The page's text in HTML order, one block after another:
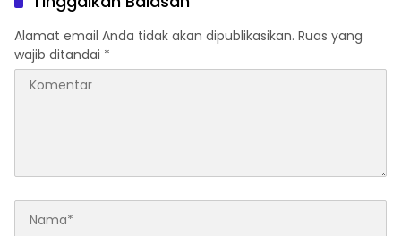
Alamat email Anda tidak akan dipublikasikan. Ruas yang
wajib ditandai *